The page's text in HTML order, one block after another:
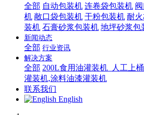
全部 自动包装机 连卷袋包装机
机 敞口袋包装机 干粉包装机 耐
装机 石膏砂浆包装机 地坪砂浆包
新闻动态
全部 行业资讯
解决方案
全部 200L食用油灌装机_人工上
灌装机,涂料油漆灌装机
联系我们
English